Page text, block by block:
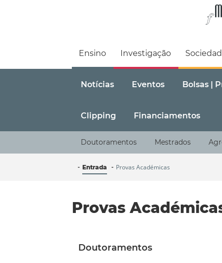
Faculdade de
Ensino Investigação
Notícias Eventos Bolsas |
Clipping Financiamentos
Doutoramentos Mestrados
Entrada Provas Académicas
Provas
Doutoramentos